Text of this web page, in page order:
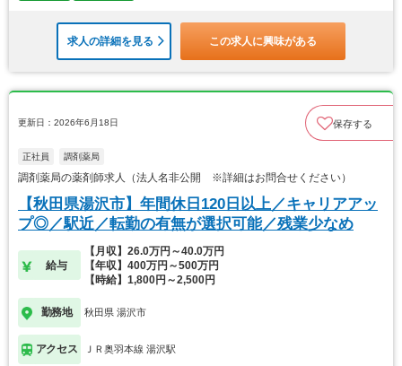
求人の詳細を見る この求人に興味がある
更新日：2026年6月18日 保存する
正社員 調剤薬局
調剤薬局の薬剤師求人（法人名非公開 ※詳細はお問合せください）
【秋田県湯沢市】年間休日120日以上／キャリアアッ
プ◎／駅近／転勤の有無が選択可能／残業少なめ
給与
【月収】26.0万円～40.0万円
【年収】400万円～500万円
【時給】1,800円～2,500円
勤務地 秋田県 湯沢市
アクセス ＪＲ奥羽本線 湯沢駅